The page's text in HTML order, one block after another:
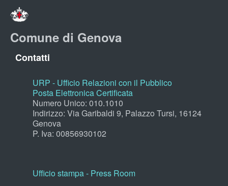
Comune di Genova
Contatti
URP - Ufficio Relazioni con il Pubblico
Posta Elettronica Certificata
Numero Unico: 010.1010
Indirizzo: Via Garibaldi 9, Palazzo Tursi, 16124
Genova
P. Iva: 00856930102
Ufficio stampa - Press Room